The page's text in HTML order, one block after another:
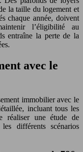
la taille du logement et
chaque année, doivent
l’éligibilité au
entraîne la perte de la
avec le
immobilier avec le
incluant tous les
réaliser une étude de
différents scénarios